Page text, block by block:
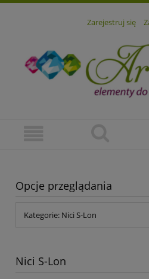
Zarejestruj się
Opcje przeglądania
Kategorie: Nici S-Lon
Nici S-Lon